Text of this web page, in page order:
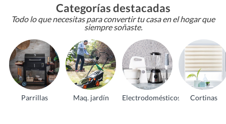
Categorías destacadas
Todo lo que necesitas para convertir tu casa en el hogar que
siempre soñaste.
Parrillas Maq. jardín Electrodomésticos Cortinas